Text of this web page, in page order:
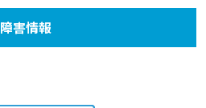
障害情報